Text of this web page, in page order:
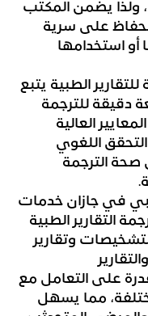
ولذا يضمن المكتب
للحفاظ على سرية
أو استخدامها
الطبية يتبع
دقيقة للترجمة
العالية
اللغوي
صحة الترجمة
في جازان خدمات
التقارير الطبية
وتقارير
على التعامل مع
مما يسهل